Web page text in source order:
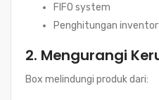
FIFO system
Penghitungan
2. Mengurangi
Box melindungi produk dari: